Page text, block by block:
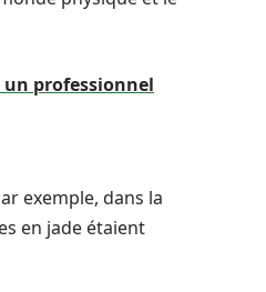
professionnel
exemple, dans la
en jade étaient